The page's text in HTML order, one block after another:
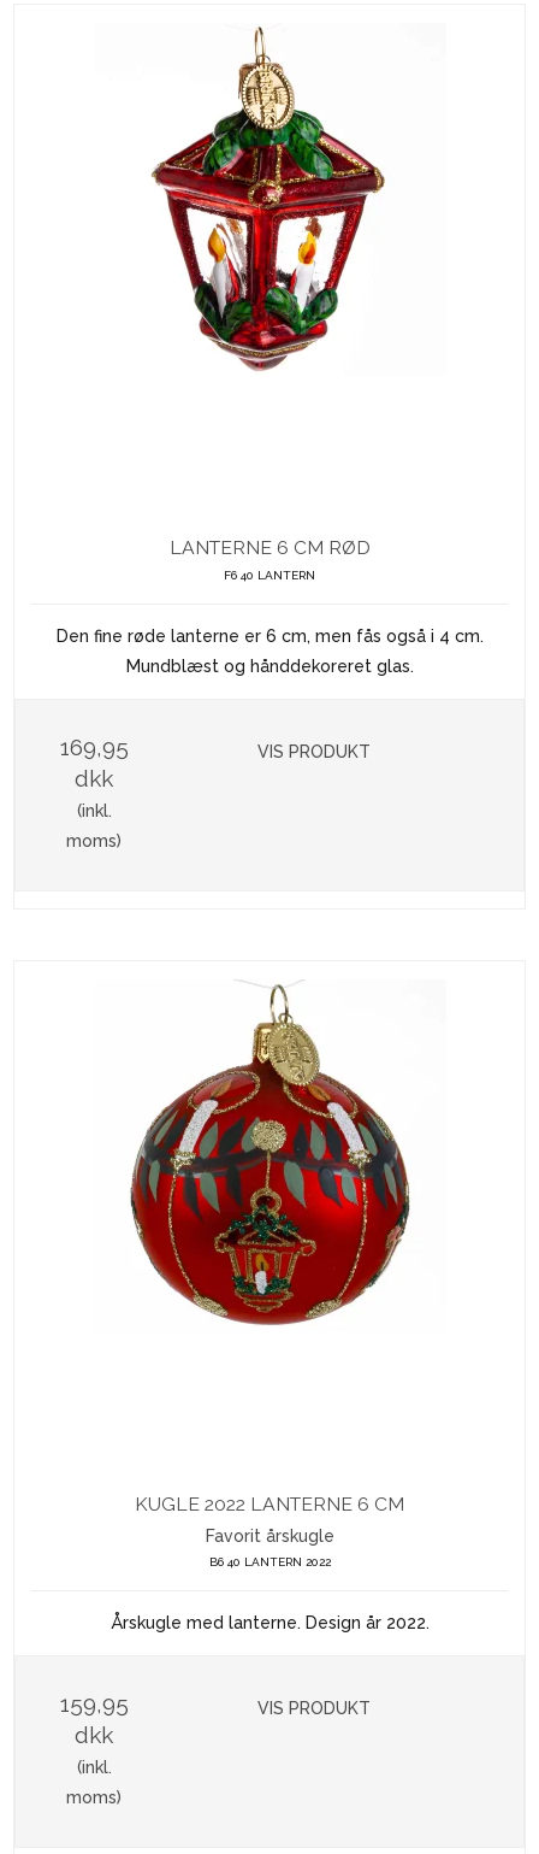
LANTERNE 6 CM RØD
F6 40 LANTERN
Den fine røde lanterne er 6 cm, men fås også i 4 cm.
Mundblæst og hånddekoreret glas.
169,95
dkk
(inkl.
moms)
VIS PRODUKT
KUGLE 2022 LANTERNE 6 CM
Favorit årskugle
B6 40 LANTERN 2022
Årskugle med lanterne. Design år 2022.
159,95
dkk
(inkl.
moms)
VIS PRODUKT